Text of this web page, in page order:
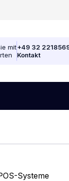
mit+49 32
Kontakt
Systeme